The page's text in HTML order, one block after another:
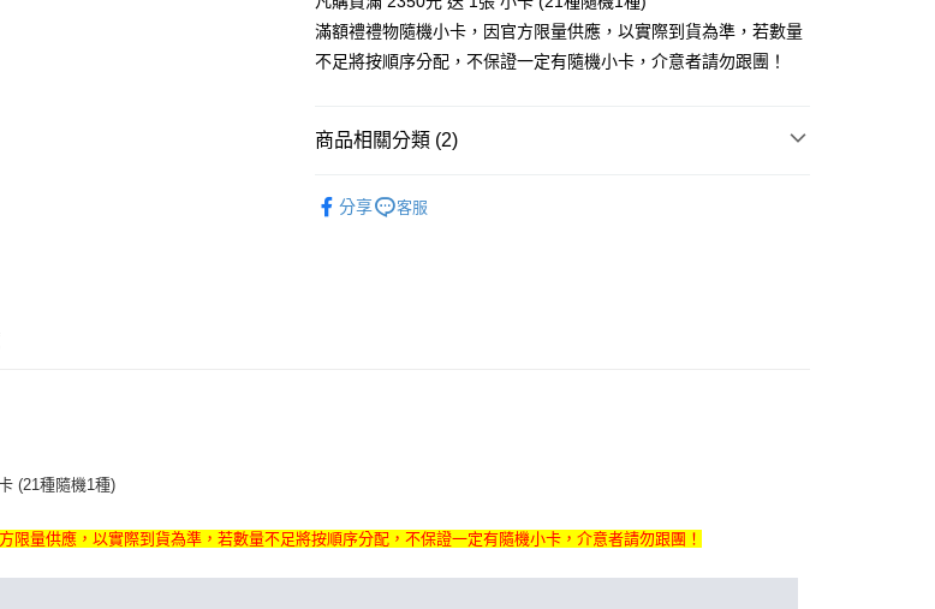
悠遊付
【關於「AFTEE先享後付」】
AFTEE先享後付是「在收到商品之後才付款」的支付方式。 讓您購物簡單
１．簡單：不需註冊會員、不需綁卡、不需儲值。
２．便利：只要手機號碼，簡訊認證，即可結帳。
ATM付款
每筆NT$60，滿NT$1,599(含以上)免運費
新竹貨運
滿額禮禮物隨機小卡，因官方限量供應，以實際到貨為準，若數量
不足將按順序分配，不保證一定有隨機小卡，介意者請勿跟團！
商品相關分類 (2)
分享 客服
(21種隨機1種)
限量供應，以實際到貨為準，若數量不足將按順序分配，不保證一定有隨機小卡，介意者請勿跟團！